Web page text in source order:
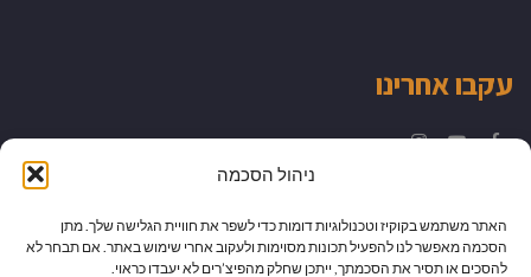
ניהול הסכמה
האתר משתמש בקוקיז וטכנולוגיות דומות כדי לשפר את חוויית הגלישה שלך. מתן
הסכמה מאפשר לנו להפעיל תכונות מסוימות ולעקוב אחרי שימוש באתר. אם תבחר לא
להסכים או תסיר את הסכמתך, ייתכן שחלק מהפיצ’רים לא יעבדו כראוי.
עקבו אחרינו